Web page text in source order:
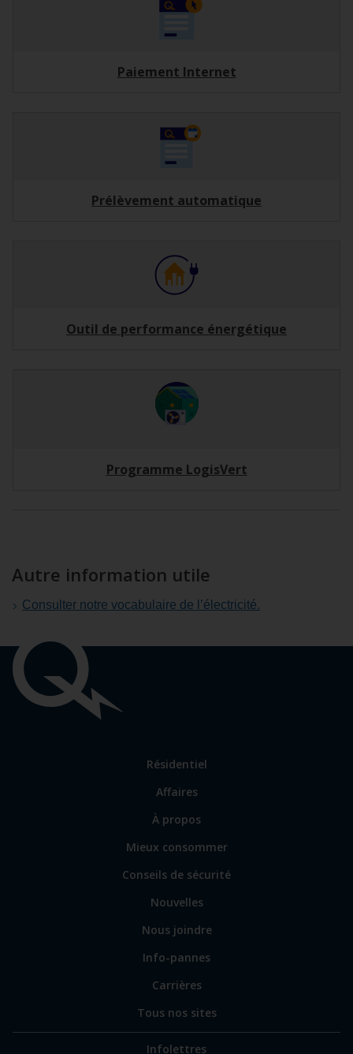
Paiement Internet
Prélèvement automatique
Outil de performance énergétique
Programme LogisVert
Autre information utile
Consulter notre vocabulaire de l’électricité.
importants
Lien
les
principales
Résidentiel
Affaires
Lien
certains
sites
À propos
Mieux consommer
Conseils de sécurité
Nouvelles
Nous joindre
Info-pannes
Carrières
Tous nos sites
Infolettres